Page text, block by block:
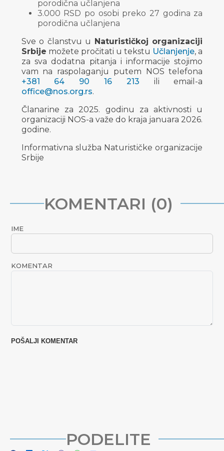
porodična učlanjena
3.000 RSD po osobi preko 27 godina za
porodična učlanjena
Sve o članstvu u
Naturističkoj organizaciji
Srbije možete pročitati u tekstu Učlanjenje, a
za sva dodatna pitanja i informacije stojimo
vam na raspolaganju putem NOS telefona
+381 64 90 16 213 ili email-a
office@nos.org.rs.
Članarine za 2025. godinu za aktivnosti u
organizaciji NOS-a važe do kraja januara 2026.
godine.
Informativna služba Naturističke organizacije
Srbije
KOMENTARI (0)
IME
KOMENTAR
PODELITE